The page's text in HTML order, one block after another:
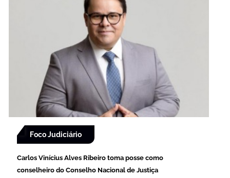
Foco Judiciário
Carlos Vinícius Alves Ribeiro toma posse como
conselheiro do Conselho Nacional de Justiça